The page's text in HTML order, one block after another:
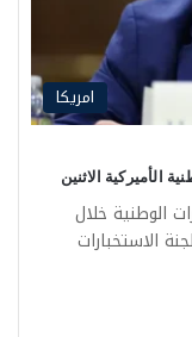
امريكا
الأميركية الاثنين
الوطنية خلال
الاستخبارات